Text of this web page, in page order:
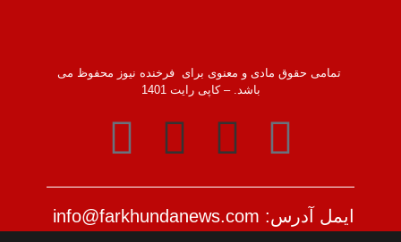
تمامی حقوق مادی و معنوی برای فرخنده نیوز محفوظ می
باشد. – کاپی رایت 1401
ایمل آدرس: info@farkhundanews.com